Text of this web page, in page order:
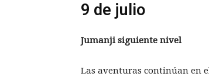
9 de julio
Jumanji siguiente nivel
Las aventuras continúan en